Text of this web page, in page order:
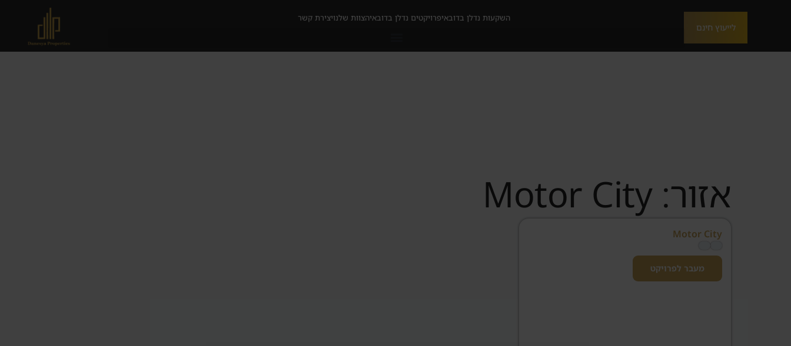
השקעות נדלן בדובאיפרויקטים נדלן בדובאיהצוות שלנויצירת קשר
לייעוץ חינם
אזור: Motor City
Motor City
מעבר לפרויקט